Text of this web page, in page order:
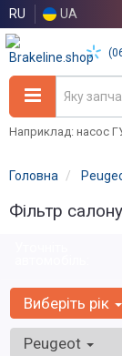
RU UA
Наприклад: насос
Головна
Фільтр
Виберіть рік
Peugeot